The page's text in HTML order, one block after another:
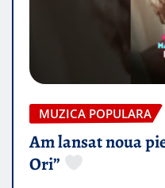
MUZICA POPULARA
Am lansat noua
Ori”